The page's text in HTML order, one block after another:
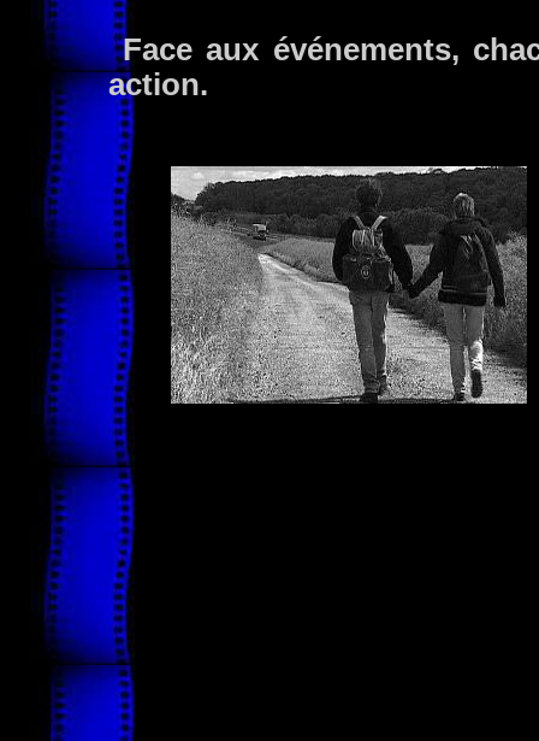
Face aux événements,
action.